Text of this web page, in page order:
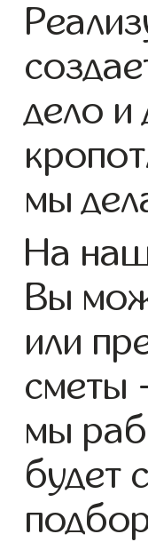
дело и
мы
На
Вы
или
сметы
мы
будет